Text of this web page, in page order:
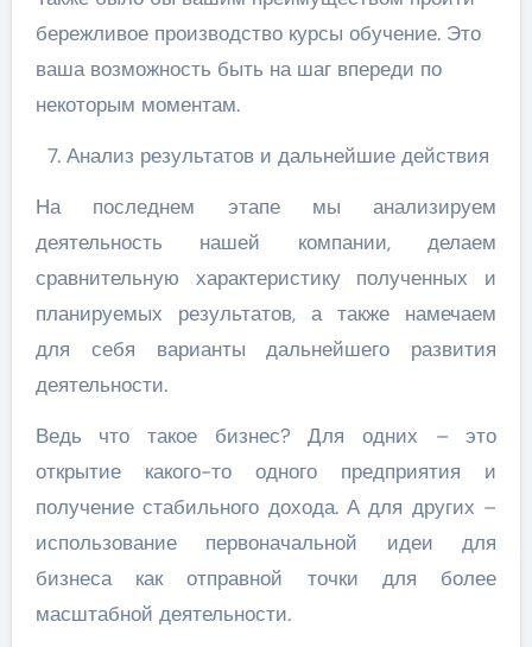
бережливое производство курсы обучение. Это
ваша возможность быть на шаг впереди по
некоторым моментам.
Анализ результатов и дальнейшие действия
На последнем этапе мы анализируем
деятельность нашей компании, делаем
сравнительную характеристику полученных и
планируемых результатов, а также намечаем
для себя варианты дальнейшего развития
деятельности.
Ведь что такое бизнес? Для одних – это
открытие какого-то одного предприятия и
получение стабильного дохода. А для других –
использование первоначальной идеи для
бизнеса как отправной точки для более
масштабной деятельности.